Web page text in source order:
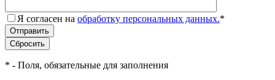
Я согласен на обработку персональных данных.*
* - Поля, обязательные для заполнения